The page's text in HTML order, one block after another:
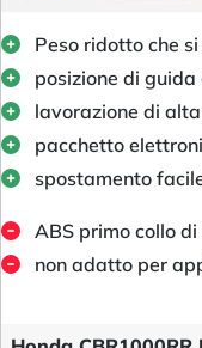
Peso ridotto che
posizione di
lavorazione di
pacchetto
spostamento
ABS primo collo
non adatto per